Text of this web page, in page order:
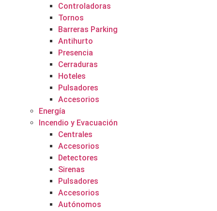
Controladoras
Tornos
Barreras Parking
Antihurto
Presencia
Cerraduras
Hoteles
Pulsadores
Accesorios
Energía
Incendio y Evacuación
Centrales
Accesorios
Detectores
Sirenas
Pulsadores
Accesorios
Autónomos